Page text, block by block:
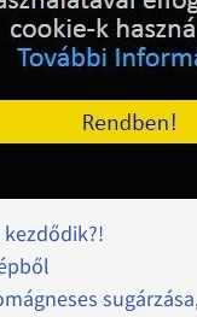
Hill elrablása,
kezdődik?!